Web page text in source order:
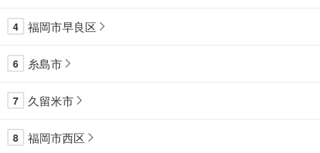
4 福岡市早良区
6 糸島市
7 久留米市
8 福岡市西区